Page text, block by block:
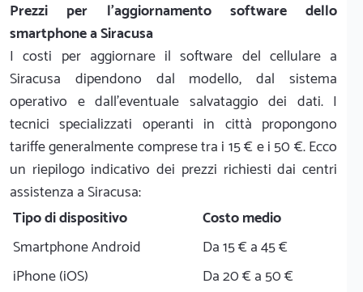
Prezzi per l'aggiornamento software dello
smartphone a Siracusa
I costi per aggiornare il software del cellulare a
Siracusa dipendono dal modello, dal sistema
operativo e dall'eventuale salvataggio dei dati. I
tecnici specializzati operanti in città propongono
tariffe generalmente comprese tra i 15 € e i 50 €. Ecco
un riepilogo indicativo dei prezzi richiesti dai centri
assistenza a Siracusa:
Tipo di dispositivo
Costo medio
Smartphone Android
Da 15 € a 45 €
iPhone (iOS)
Da 20 € a 50 €